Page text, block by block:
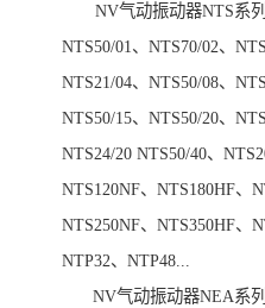
NV气动振动器NTS系列
NTS50/01、NTS70/02、
NTS21/04、NTS50/08、
NTS50/15、NTS50/20、
NTS24/20 NTS50/40、
NTS120NF、NTS180HF、
NTS250NF、NTS350HF、
NTP32、NTP48...
NV气动振动器NEA系列